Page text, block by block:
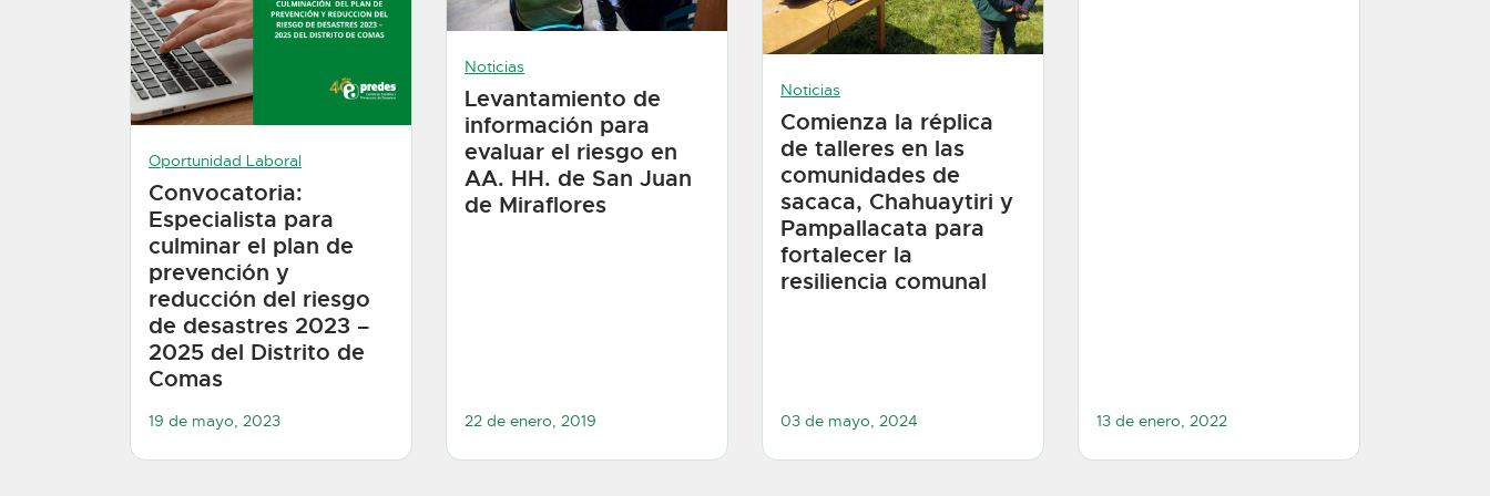
Oportunidad Laboral
Convocatoria:
Especialista para
culminar el plan de
prevención y
reducción del riesgo
de desastres 2023 –
2025 del Distrito de
Comas
19 de mayo, 2023
Noticias
Levantamiento de
información para
evaluar el riesgo en
AA. HH. de San Juan
de Miraflores
22 de enero, 2019
Noticias
Comienza la réplica
de talleres en las
comunidades de
sacaca, Chahuaytiri y
Pampallacata para
fortalecer la
resiliencia comunal
03 de mayo, 2024 13 de enero, 2022